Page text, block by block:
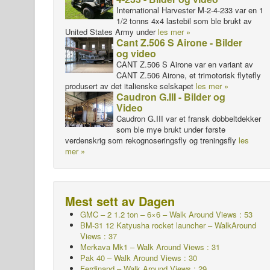
International Harvester M-2-4-233 var en 1
1/2 tonns 4x4 lastebil som ble brukt av
United States Army underles mer »
Cant Z.506 S Airone - Bilder
og video
CANT Z.506 S Airone var en variant av
CANT Z.506 Airone, et trimotorisk flytefly
produsert av det italienske selskapet les mer »
Caudron G.III - Bilder og
Video
Caudron G.III var et fransk dobbeltdekker
som ble mye brukt under første
verdenskrig som rekognoseringsfly og treningsfly les
mer »
Mest sett av Dagen
GMC – 2 1.2 ton – 6×6 – Walk Around Views : 53
BM-31 12 Katyusha rocket launcher – WalkAround
Views : 37
Merkava Mk1 – Walk Around Views : 31
Pak 40 – Walk Around Views : 30